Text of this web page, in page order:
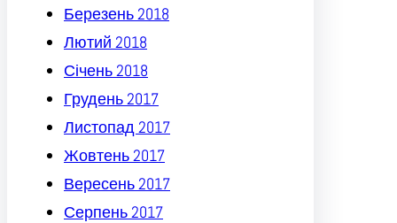
Березень 2018
Лютий 2018
Січень 2018
Грудень 2017
Листопад 2017
Жовтень 2017
Вересень 2017
Серпень 2017